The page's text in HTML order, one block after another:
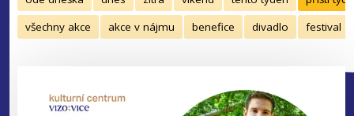
všechny akce
akce v nájmu benefice divadlo festival